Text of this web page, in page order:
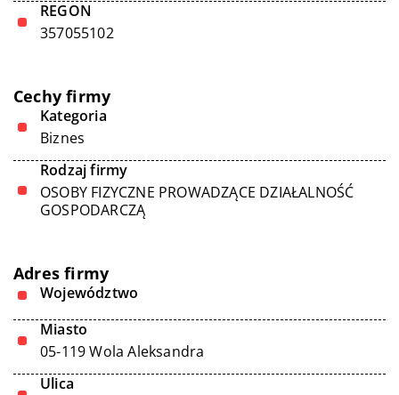
REGON
357055102
Cechy firmy
Kategoria
Biznes
Rodzaj firmy
OSOBY FIZYCZNE PROWADZĄCE DZIAŁALNOŚĆ
GOSPODARCZĄ
Adres firmy
Województwo
Miasto
05-119 Wola Aleksandra
Ulica